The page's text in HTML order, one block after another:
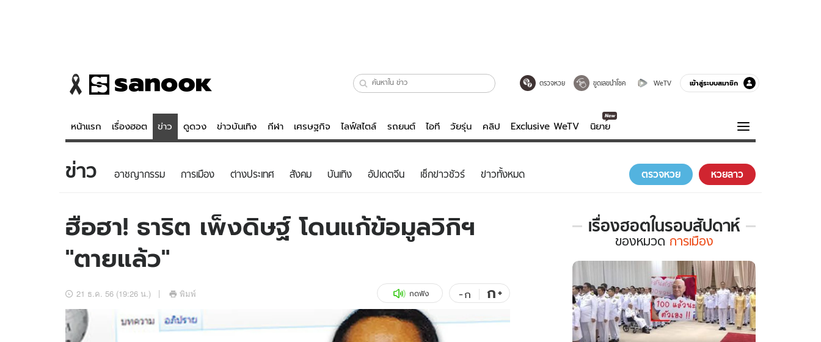
ตรวจหวย ขูดเลขนำโชค WeTV เข้าสู่ระบบสมาชิก
หน้าแรก เรื่องฮอต ข่าว ดูดวง ข่าวบันเทิง กีฬา เศรษฐกิจ ไลฟ์สไตล์ รถยนต์ ไอที วัยรุ่น คลิป Exclusive WeTV นิยาย
ข่าว
ข่าวบันเทิง
ข่าวกีฬา
ข่าวเศรษฐกิจ
อัปเดตจีน
เช็กข่าวชัวร์
ดูดวง - ตรวจหวย
สถิติหวยไทย
ไลฟ์สไตล์
วัยรุ่น
สุขภาพ
เที่ยว-กิน
Tasteful Thailand
บันเทิงครบรส
ดูทีวี
ความรู้รอบตัว
ฮาวทู
ข่าว อาชญากรรม การเมือง ต่างประเทศ สังคม บันเทิง อัปเดตจีน เช็กข่าวชัวร์ ข่าวทั้งหมด ตรวจหวย หวยลาว
ฮือฮา! ธาริต เพ็งดิษฐ์ โดนแก้ข้อมูลวิกิฯ
"ตายแล้ว"
21 ธ.ค. 56 (19:26 น.) พิมพ์ กดฟัง -ก ก+
เรื่องฮอตในรอบสัปดาห์
เรื่อง
ใน
สัปดาห์
ของ
หมวด
การเมือง
ของหมวด การเมือง